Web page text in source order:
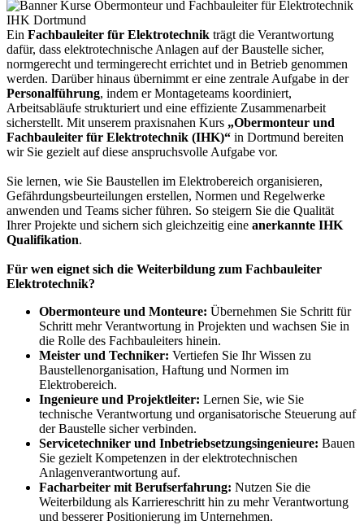
Ein Fachbauleiter für Elektrotechnik trägt die Verantwortung
dafür, dass elektrotechnische Anlagen auf der Baustelle sicher,
normgerecht und termingerecht errichtet und in Betrieb genommen
werden. Darüber hinaus übernimmt er eine zentrale Aufgabe in der
Personalführung, indem er Montageteams koordiniert,
Arbeitsabläufe strukturiert und eine effiziente Zusammenarbeit
sicherstellt. Mit unserem praxisnahen Kurs „Obermonteur und
Fachbauleiter für Elektrotechnik (IHK)“ in Dortmund bereiten
wir Sie gezielt auf diese anspruchsvolle Aufgabe vor.
Sie lernen, wie Sie Baustellen im Elektrobereich organisieren,
Gefährdungsbeurteilungen erstellen, Normen und Regelwerke
anwenden und Teams sicher führen. So steigern Sie die Qualität
Ihrer Projekte und sichern sich gleichzeitig eine anerkannte IHK
Qualifikation.
Für wen eignet sich die Weiterbildung zum Fachbauleiter
Elektrotechnik?
Obermonteure und Monteure: Übernehmen Sie Schritt für
Schritt mehr Verantwortung in Projekten und wachsen Sie in
die Rolle des Fachbauleiters hinein.
Meister und Techniker: Vertiefen Sie Ihr Wissen zu
Baustellenorganisation, Haftung und Normen im
Elektrobereich.
Ingenieure und Projektleiter: Lernen Sie, wie Sie
technische Verantwortung und organisatorische Steuerung auf
der Baustelle sicher verbinden.
Servicetechniker und Inbetriebsetzungsingenieure: Bauen
Sie gezielt Kompetenzen in der elektrotechnischen
Anlagenverantwortung auf.
Facharbeiter mit Berufserfahrung: Nutzen Sie die
Weiterbildung als Karriereschritt hin zu mehr Verantwortung
und besserer Positionierung im Unternehmen.